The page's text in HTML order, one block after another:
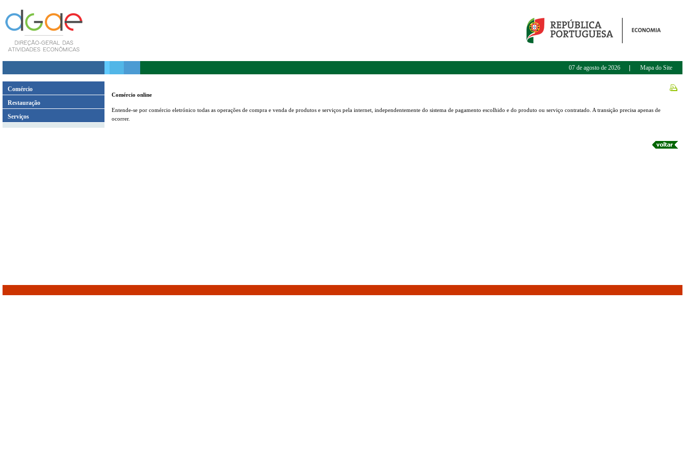
Mapa do Site
07 de agosto de 2026
Comércio
Restauração
Serviços
Comércio online
Entende-se por comércio eletrónico todas as operações de compra e venda de produtos e serviços pela internet, independentemente do sistema de pagamento escolhido e do produto ou serviço contratado. A transição precisa apenas de
ocorrer.